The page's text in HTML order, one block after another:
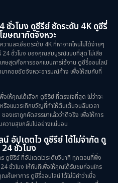
วโมง ดูซีรีย์ ชัดระดับ 4K ดูซีรี่
ฆษณากัดจังหวะ
มละเอียดระดับ 4K ที่หาจากไหนไม่ได้ง่ายๆ
24 ชั่วโมง ของคุณสมบูรณ์แบบที่สุด ไม่เสีย
ษสุดคือการออกแบบการใช้งาน ดูซีรี่ออนไลน์
าคอยขัดจังหวะอารมณ์ค้าง เพื่อให้สมกับที่
อให้คุณได้เลือก ดูซีรีย์ ที่ตรงใจที่สุด ไม่ว่าจะ
อแนวระทึกขวัญที่ทำให้ตื่นเต้นจนลืมเวลา
งเราถูกคัดสรรมาแล้วว่าดีจริง เพื่อให้การ
ความสุขกลับไปอย่างแน่นอน
อัปเดตไว ดูซีรีย์ ได้ไม่จำกัด ดู
ชั่วโมง
ดูซีรีย์ ที่อัปเดตไวระดับวินาที ทุกตอนที่พึ่ง
ชั่วโมง ให้ทันทีเพื่อให้คุณได้รับชมก่อนใคร
ค้นหาการ ดูซีรี่ออนไลน์ ได้ไม่มีคำว่าเบื่อ